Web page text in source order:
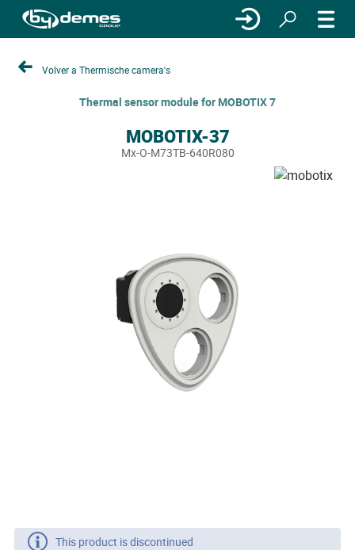
Volver a Thermische camera's
Thermal sensor module for MOBOTIX 7
MOBOTIX-37
Mx-O-M73TB-640R080
This product is discontinued